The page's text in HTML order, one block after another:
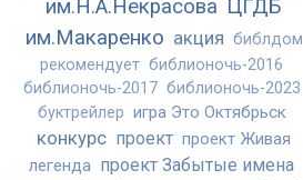
им.Н.А.Некрасова ЦГДБ
им.Макаренко акция библдом
рекомендует библионочь-2016
библионочь-2017 библионочь-2023
буктрейлер игра Это Октябрьск
конкурс проект проект Живая
легенда проект Забытые имена